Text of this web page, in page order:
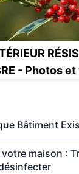
- Photos
Bâtiment
maison :